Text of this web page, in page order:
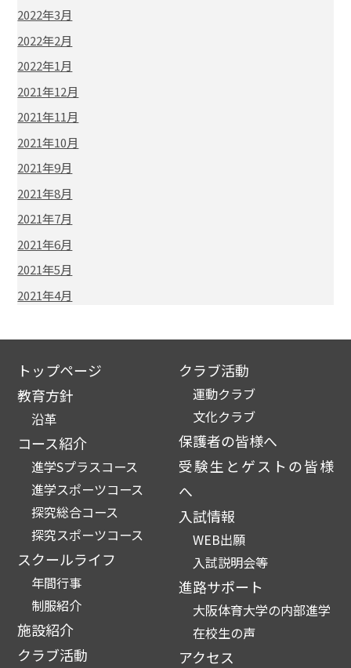
2022年3月
2022年2月
2022年1月
2021年12月
2021年11月
2021年10月
2021年9月
2021年8月
2021年7月
2021年6月
2021年5月
2021年4月
トップページ
教育方針
沿革
コース紹介
進学Sプラスコース
進学スポーツコース
探究総合コース
探究スポーツコース
スクールライフ
年間行事
制服紹介
施設紹介
クラブ活動
クラブ活動
運動クラブ
文化クラブ
保護者の皆様へ
受験生とゲストの皆様
へ
入試情報
WEB出願
入試説明会等
進路サポート
大阪体育大学の内部進学
在校生の声
アクセス